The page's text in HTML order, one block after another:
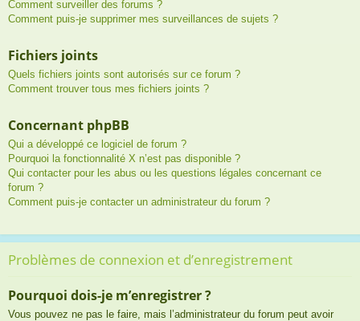
Comment surveiller des forums ?
Comment puis-je supprimer mes surveillances de sujets ?
Fichiers joints
Quels fichiers joints sont autorisés sur ce forum ?
Comment trouver tous mes fichiers joints ?
Concernant phpBB
Qui a développé ce logiciel de forum ?
Pourquoi la fonctionnalité X n’est pas disponible ?
Qui contacter pour les abus ou les questions légales concernant ce
forum ?
Comment puis-je contacter un administrateur du forum ?
Problèmes de connexion et d’enregistrement
Pourquoi dois-je m’enregistrer ?
Vous pouvez ne pas le faire, mais l’administrateur du forum peut avoir